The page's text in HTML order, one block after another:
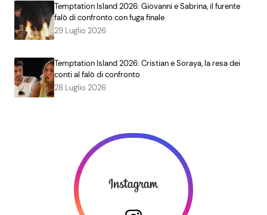
Temptation Island 2026: Giovanni e Sabrina, il furente
falò di confronto con fuga finale
29 Luglio 2026
Temptation Island 2026: Cristian e Soraya, la resa dei
conti al falò di confronto
28 Luglio 2026